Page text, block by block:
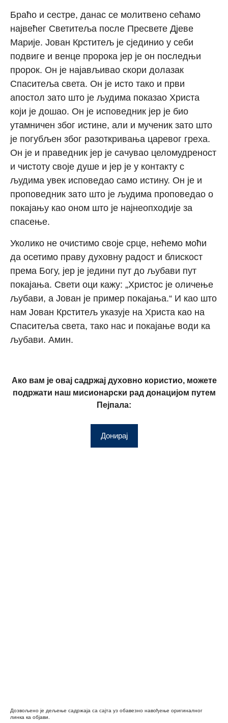
Браћо и сестре, данас се молитвено сећамо
највећег Светитеља после Пресвете Дјеве
Марије. Јован Крститељ је сјединио у себи
подвиге и венце пророка јер је он последњи
пророк. Он је најављивао скори долазак
Спаситеља света. Он је исто тако и први
апостол зато што је људима показао Христа
који је дошао. Он је исповедник јер је био
утамничен због истине, али и мученик зато што
је погубљен због разоткривања царевог греха.
Он је и праведник јер је сачувао целомудреност
и чистоту своје душе и јер је у контакту с
људима увек исповедао само истину. Он је и
проповедник зато што је људима проповедао о
покајању као оном што је најнеопходије за
спасење.
Уколико не очистимо своје срце, нећемо моћи
да осетимо праву духовну радост и блискост
према Богу, јер је једини пут до љубави пут
покајања. Свети оци кажу: „Христос је оличење
љубави, а Јован је пример покајања.“ И као што
нам Јован Крститељ указује на Христа као на
Спаситеља света, тако нас и покајање води ка
љубави. Амин.
Ако вам је овај садржај духовно користио, можете
подржати наш мисионарски рад донацијом путем
Пејпала:
Донирај
Дозвољено је дељење садржаја са сајта уз обавезно навођење оригиналног
линка ка објави.